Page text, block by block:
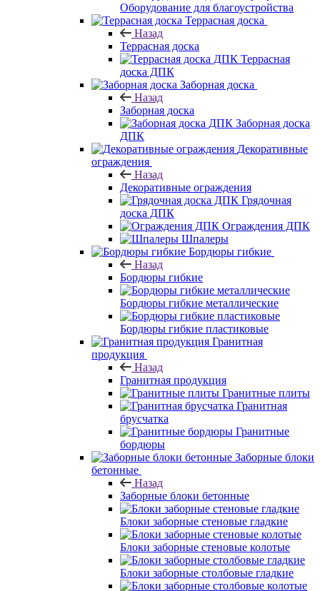
Оборудование для благоустройства
Террасная доска
Назад
Террасная доска
Террасная
доска ДПК
Заборная доска
Назад
Заборная доска
Заборная доска
ДПК
Декоративные
ограждения
Назад
Декоративные ограждения
Грядочная
доска ДПК
Ограждения ДПК
Шпалеры
Бордюры гибкие
Назад
Бордюры гибкие
Бордюры гибкие металлические
Бордюры гибкие пластиковые
Гранитная
продукция
Назад
Гранитная продукция
Гранитные плиты
Гранитная
брусчатка
Гранитные
бордюры
Заборные блоки
бетонные
Назад
Заборные блоки бетонные
Блоки заборные стеновые гладкие
Блоки заборные стеновые колотые
Блоки заборные столбовые гладкие